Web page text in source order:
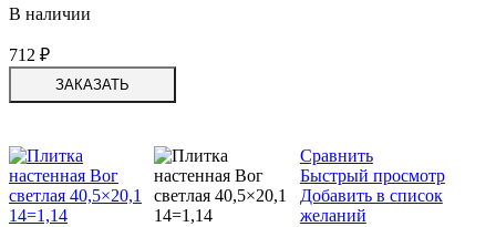
В наличии
712 ₽
ЗАКАЗАТЬ
Сравнить
Быстрый просмотр
Добавить в список
желаний